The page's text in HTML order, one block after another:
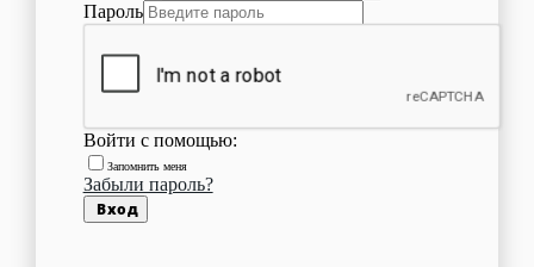
Пароль
Войти с помощью:
Запомнить меня
Забыли пароль?
Вход